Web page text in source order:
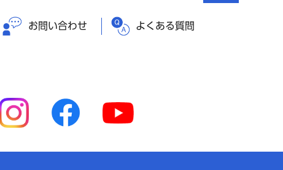
お問い合わせ よくある質問
へ戻る